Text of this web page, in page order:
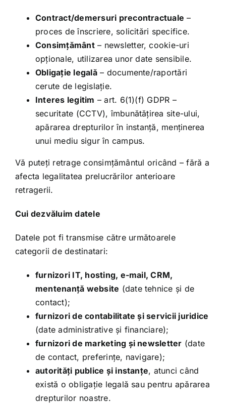
Contract/demersuri precontractuale –
proces de înscriere, solicitări specifice.
Consimțământ– newsletter, cookie-uri
opționale, utilizarea unor date sensibile.
Obligație legală– documente/raportări
cerute de legislație.
Interes legitim – art. 6(1)(f) GDPR –
securitate (CCTV), îmbunătățirea site-ului,
apărarea drepturilor în instanță, menținerea
unui mediu sigur în campus.
Vă puteți retrage consimțământul oricând – fără a
afecta legalitatea prelucrărilor anterioare
retragerii.
Cui dezvăluim datele
Datele pot fi transmise către următoarele
categorii de destinatari:
furnizori IT, hosting, e-mail, CRM,
mentenanță website (date tehnice și de
contact);
furnizori de contabilitate și servicii juridice
(date administrative și financiare);
furnizori de marketing și newsletter (date
de contact, preferințe, navigare);
autorități publice și instanțe, atunci când
există o obligație legală sau pentru apărarea
drepturilor noastre.